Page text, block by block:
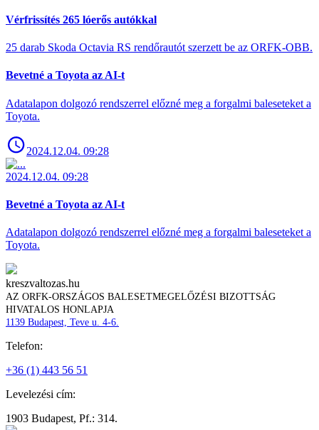
Vérfrissítés 265 lóerős autókkal
25 darab Skoda Octavia RS rendőrautót szerzett be az ORFK-OBB.
Bevetné a Toyota az AI-t
Adatalapon dolgozó rendszerrel előzné meg a forgalmi baleseteket a
Toyota.
2024.12.04. 09:28
2024.12.04. 09:28
Bevetné a Toyota az AI-t
Adatalapon dolgozó rendszerrel előzné meg a forgalmi baleseteket a
Toyota.
kreszvaltozas.hu
AZ ORFK-ORSZÁGOS BALESETMEGELŐZÉSI BIZOTTSÁG
HIVATALOS HONLAPJA
1139 Budapest, Teve u. 4-6.
Telefon:
+36 (1) 443 56 51
Levelezési cím:
1903 Budapest, Pf.: 314.